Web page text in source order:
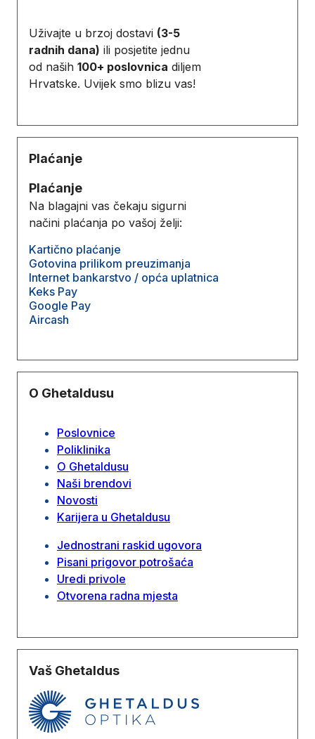
Uživajte u brzoj dostavi (3-5
radnih dana) ili posjetite jednu
od naših 100+ poslovnica diljem
Hrvatske. Uvijek smo blizu vas!
Plaćanje
Plaćanje
Na blagajni vas čekaju sigurni
načini plaćanja po vašoj želji:
Kartično plaćanje
Gotovina prilikom preuzimanja
Internet bankarstvo / opća uplatnica
Keks Pay
Google Pay
Aircash
O Ghetaldusu
Poslovnice
Poliklinika
O Ghetaldusu
Naši brendovi
Novosti
Karijera u Ghetaldusu
Jednostrani raskid ugovora
Pisani prigovor potrošaća
Uredi privole
Otvorena radna mjesta
Vaš Ghetaldus